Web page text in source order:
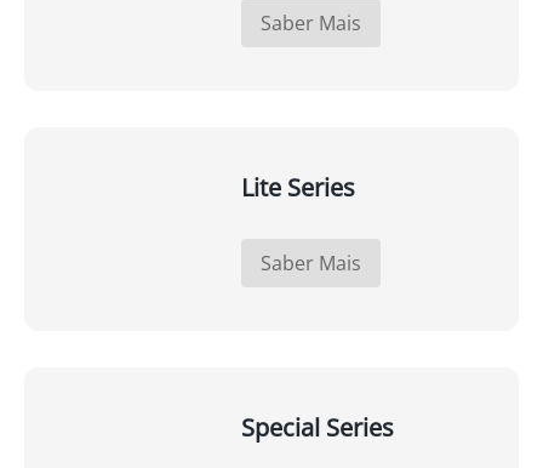
Saber Mais
Lite Series
Saber Mais
Special Series